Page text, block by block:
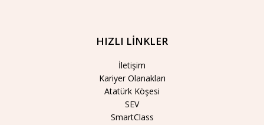
HIZLI LİNKLER
İletişim
Kariyer Olanakları
Atatürk Köşesi
SEV
SmartClass